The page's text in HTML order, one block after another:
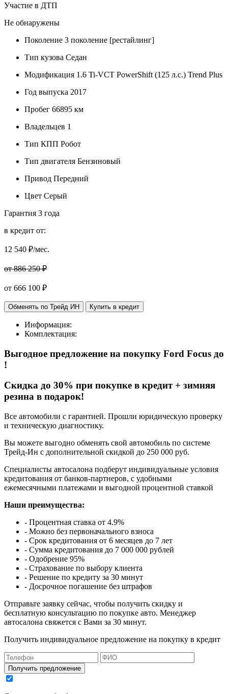
Участие в ДТП
Не обнаружены
Поколение 3 поколение [рестайлинг]
Тип кузова Седан
Модификация 1.6 Ti-VCT PowerShift (125 л.с.) Trend Plus
Год выпуска 2017
Пробег 66895 км
Владельцев 1
Тип КПП Робот
Тип двигателя Бензиновый
Привод Передний
Цвет Серый
Гарантия 3 года
в кредит от:
12 540 ₽/мес.
от 886 250 ₽
от 666 100 ₽
Обменять по Трейд ИН Купить в кредит
Информация:
Комплектация:
Выгодное предложение на покупку Ford Focus до
!
Cкидка до 30% при покупке в кредит + зимняя
резина в подарок!
Все автомобили с гарантией. Прошли юридическую проверку
и техническую диагностику.
Вы можете выгодно обменять свой автомобиль по системе
Трейд-Ин с дополнительной скидкой до 250 000 руб.
Специалисты автосалона подберут индивидуальные условия
кредитования от банков-партнеров, с удобными
ежемесячными платежами и выгодной процентной ставкой
Наши преимущества:
- Процентная ставка от 4.9%
- Можно без первоначального взноса
- Срок кредитования от 6 месяцев до 7 лет
- Сумма кредитования до 7 000 000 рублей
- Одобрение 95%
- Страхование по выбору клиента
- Решение по кредиту за 30 минут
- Досрочное погашение без штрафов
Отправьте заявку сейчас, чтобы получить скидку и
бесплатную консультацию по покупке авто. Менеджер
автосалона свяжется с Вами за 30 минут.
Получить индивидуальное предложение на покупку в кредит
Получить предложение